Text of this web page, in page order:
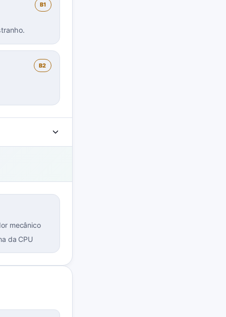
B1
B2
mecânico
da CPU